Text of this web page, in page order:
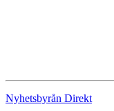
Nyhetsbyrån Direkt